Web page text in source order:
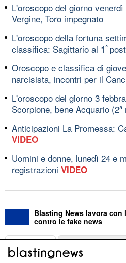
L'oroscopo del giorno
Vergine, Toro impegnato
L'oroscopo della fortuna
classifica: Sagittario al 1ﾟ
Oroscopo e classifica di
narcisista, incontri per il
L'oroscopo del giorno 3
Scorpione, bene Acquario (2ª
Anticipazioni La Promessa:
VIDEO
Uomini e donne, lunedì 24 e
registrazioni VIDEO
Blasting News lavora con
contro le fake news
ABOUT